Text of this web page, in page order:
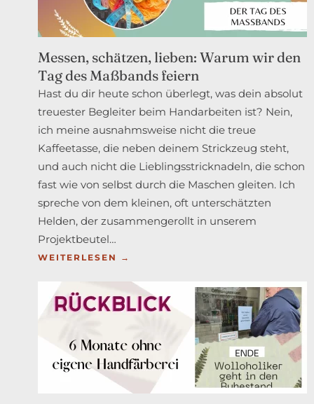
MEIN
ZWISCHENSTAND
DER
TOUR
DE
FLEECE
2026
Messen, schätzen, lieben: Warum wir den
Tag des Maßbands feiern
Hast du dir heute schon überlegt, was dein absolut
treuester Begleiter beim Handarbeiten ist? Nein,
ich meine ausnahmsweise nicht die treue
Kaffeetasse, die neben deinem Strickzeug steht,
und auch nicht die Lieblingsstricknadeln, die schon
fast wie von selbst durch die Maschen gleiten. Ich
spreche von dem kleinen, oft unterschätzten
Helden, der zusammengerollt in unserem
Projektbeutel…
WEITERLESEN →
SCHÄTZEN,
LIEBEN:
WIR
DEN